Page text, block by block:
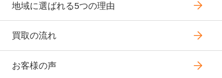
地域に選ばれる5つの理由
買取の流れ
お客様の声